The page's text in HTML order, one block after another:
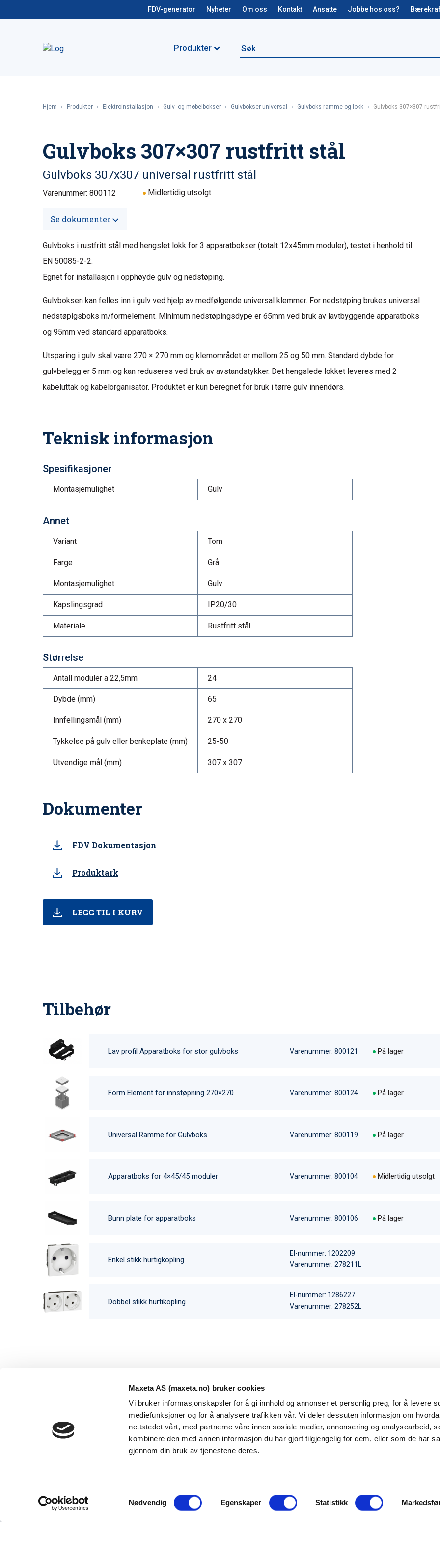
Maxeta AS (maxeta.no) bruker cookies
Vi bruker informasjonskapsler for å gi innhold og annonser et personlig preg, for å levere
mediefunksjoner og for å analysere trafikken vår. Vi deler dessuten informasjon om
nettstedet vårt, med partnerne våre innen sosiale medier, annonsering og analysearbeid,
kombinere den med annen informasjon du har gjort tilgjengelig for dem, eller som de har
gjennom din bruk av tjenestene deres.
Nødvendig Egenskaper Statistikk
FDV-generator Nyheter Om oss Kontakt Ansatte Jobbe hos oss?
Produkter
Hjem › Produkter › Elektroinstallasjon › Gulv- og møbelbokser › Gulvbokser universal › Gulvboks ramme og lokk › Gulvboks 307×307
Gulvboks 307×307 rustfritt stål
Gulvboks 307x307 universal rustfritt stål
Varenummer: 800112 Midlertidig utsolgt
Se dokumenter
Gulvboks i rustfritt stål med hengslet lokk for 3 apparatbokser (totalt 12x45mm moduler), testet i henhold til
EN 50085-2-2.
Egnet for installasjon i opphøyde gulv og nedstøping.
Gulvboksen kan felles inn i gulv ved hjelp av medfølgende universal klemmer. For nedstøping brukes universal
nedstøpigsboks m/formelement. Minimum nedstøpingsdype er 65mm ved bruk av lavtbyggende apparatboks
og 95mm ved standard apparatboks.
Utsparing i gulv skal være 270 × 270 mm og klemområdet er mellom 25 og 50 mm. Standard dybde for
gulvbelegg er 5 mm og kan reduseres ved bruk av avstandstykker. Det hengslede lokket leveres med 2
kabeluttak og kabelorganisator. Produktet er kun beregnet for bruk i tørre gulv innendørs.
Teknisk informasjon
Spesifikasjoner
Montasjemulighet Gulv
Annet
Variant Tom
Farge Grå
Montasjemulighet Gulv
Kapslingsgrad IP20/30
Materiale Rustfritt stål
Størrelse
Antall moduler a 22,5mm 24
Dybde (mm) 65
Innfellingsmål (mm) 270 x 270
Tykkelse på gulv eller benkeplate (mm) 25-50
Utvendige mål (mm) 307 x 307
Dokumenter
FDV Dokumentasjon
Produktark
LEGG TIL I KURV
Tilbehør
Lav profil Apparatboks for stor gulvboks Varenummer: 800121 På lager
Form Element for innstøpning 270×270 Varenummer: 800124 På lager
Universal Ramme for Gulvboks Varenummer: 800119 På lager
Apparatboks for 4×45/45 moduler Varenummer: 800104 Midlertidig utsolgt
Bunn plate for apparatboks Varenummer: 800106 På lager
Enkel stikk hurtigkopling
El-nummer: 1202209
Varenummer: 278211L
Dobbel stikk hurtikopling
El-nummer: 1286227
Varenummer: 278252L
Maxeta AS har forsynt Norge med elektro-tekniske
© 2026 Maxeta AS. Alle rettigheter reservert.
Hovedkontor
Maxeta AS
Man - fre 0800 - 1600
Telefon:+47